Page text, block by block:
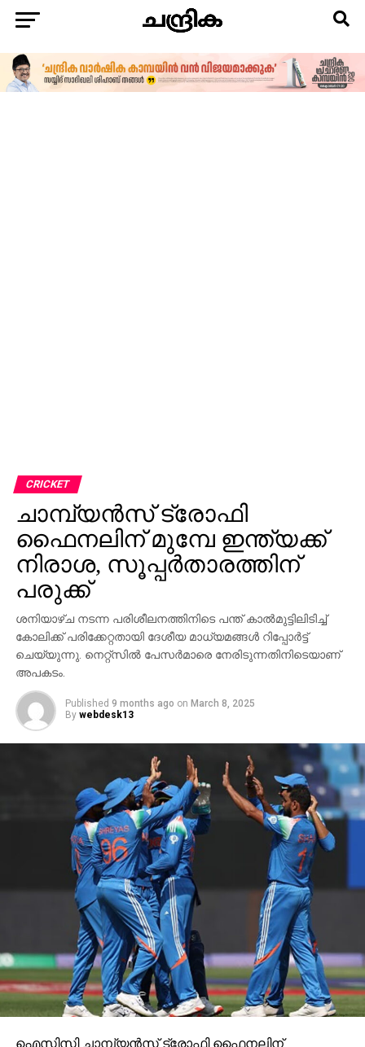
CRICKET
ചാമ്പ്യൻസ് ട്രോഫി
ഫൈനലിന് മുമ്പേ ഇന്ത്യക്ക്
നിരാശ, സൂപ്പർതാരത്തിന്
പരുക്ക്
ശനിയാഴ്ച നടന്ന പരിശീലനത്തിനിടെ പന്ത് കാല്‍മുട്ടിലിടിച്ച്
കോലിക്ക് പരിക്കേറ്റതായി ദേശീയ മാധ്യമങ്ങള്‍ റിപ്പോര്‍ട്ട്
ചെയ്യുന്നു. നെറ്റ്‌സില്‍ പേസര്‍മാരെ നേരിടുന്നതിനിടെയാണ്
അപകടം.
Published 9 months ago on March 8, 2025
By webdesk13
ഐസിസി ചാമ്പ്യന്‍സ് ട്രോഫി ഫൈനലിന്